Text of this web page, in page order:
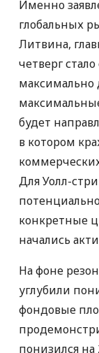
Именно
глобальных
Литвина,
четверг
максимально
будет
в котором
Для Уолл-
конкретные
начались
На фоне
углубили
фондовые
понизился на